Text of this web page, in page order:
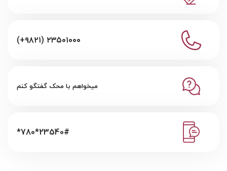
(+۹۸۲۱) ۲۳۵۰۱۰۰۰
میخواهم با محک گفتگو کنم
*780*23540#